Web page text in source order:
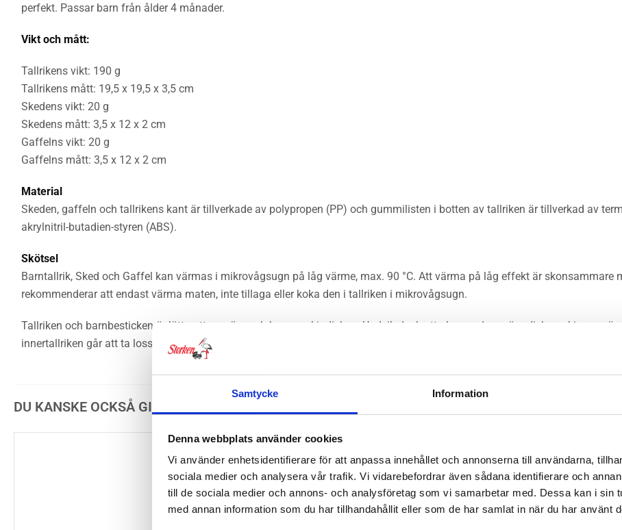
Samtycke Information
Denna webbplats använder cookies
Vi använder enhetsidentifierare för att anpassa innehållet och annonserna till användarna,
sociala medier och analysera vår trafik. Vi vidarebefordrar även sådana identifierare och
till de sociala medier och annons- och analysföretag som vi samarbetar med. Dessa kan i sin
med annan information som du har tillhandahållit eller som de har samlat in när du har använt
perfekt. Passar barn från ålder 4 månader.
Vikt och mått:
Tallrikens vikt: 190 g
Tallrikens mått: 19,5 x 19,5 x 3,5 cm
Skedens vikt: 20 g
Skedens mått: 3,5 x 12 x 2 cm
Gaffelns vikt: 20 g
Gaffelns mått: 3,5 x 12 x 2 cm
Material
Skeden, gaffeln och tallrikens kant är tillverkade av polypropen (PP) och gummilisten i botten av tallriken är tillverkad av
akrylnitril-butadien-styren (ABS).
Skötsel
Barntallrik, Sked och Gaffel kan värmas i mikrovågsugn på låg värme, max. 90 °C. Att värma på låg effekt är
rekommenderar att endast värma maten, inte tillaga eller koka den i tallriken i mikrovågsugn.
Tallriken och barnbesticken är lätta att rengöra och kan maskindiskas. Undvik dock att placera dem nära diskmaskinens
innertallriken går att ta loss.
DU KANSKE OCKSÅ GILLAR …